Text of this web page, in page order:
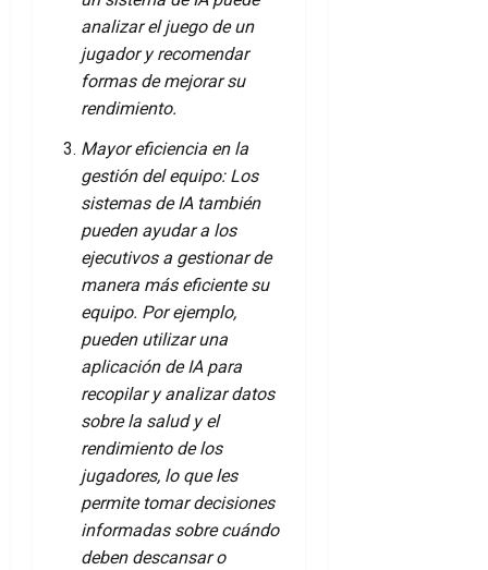
analizar el juego de un
jugador y recomendar
formas de mejorar su
rendimiento.
Mayor eficiencia en la
gestión del equipo: Los
sistemas de IA también
pueden ayudar a los
ejecutivos a gestionar de
manera más eficiente su
equipo. Por ejemplo,
pueden utilizar una
aplicación de IA para
recopilar y analizar datos
sobre la salud y el
rendimiento de los
jugadores, lo que les
permite tomar decisiones
informadas sobre cuándo
deben descansar o